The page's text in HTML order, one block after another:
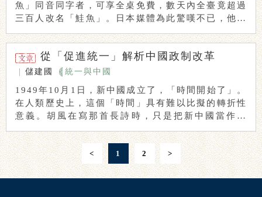
魚」同音同字者，可享全桌免費，數天內全臺竟超過
三百人改名「鮭魚」。日本媒體為此驚嘆不已，他們
從「促進統一」解析中國政制改革
儲建國 統一與中國
1949年10月1日，新中國成立了，「時間開始了」。
在人類歷史上，這個「時間」具有難以比擬的轉折性
意義。胡風在寫那首長詩時，只是把新中國當作蘇
< 1 2 >